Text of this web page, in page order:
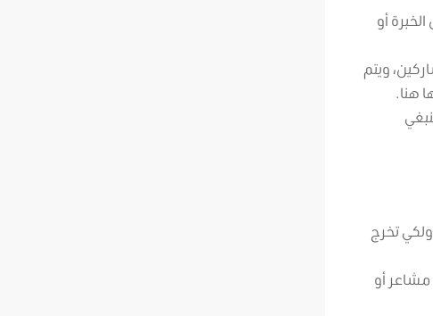
أو
ويتم
هنا.
ولكي تخرج
أو